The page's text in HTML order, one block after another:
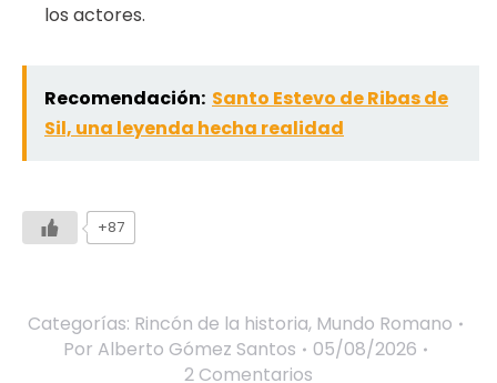
los actores.
Recomendación: Santo Estevo de Ribas de
Sil, una leyenda hecha realidad
+87
Categorías: Rincón de la historia, Mundo Romano
Por Alberto Gómez Santos
05/08/2026
2 Comentarios